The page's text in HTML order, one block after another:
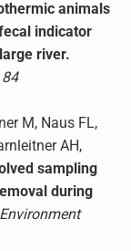
animals
indicator
river.
M, Naus FL,
AH,
sampling
during